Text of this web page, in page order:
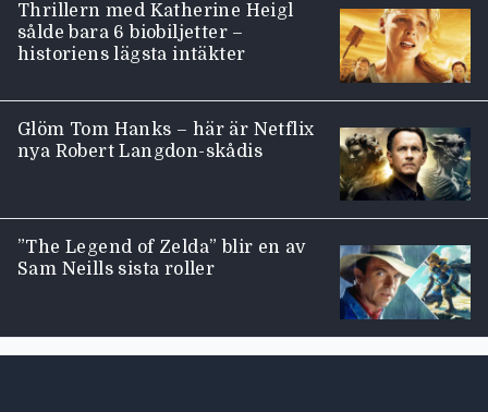
Thrillern med Katherine Heigl
sålde bara 6 biobiljetter –
historiens lägsta intäkter
Glöm Tom Hanks – här är Netflix
nya Robert Langdon-skådis
”The Legend of Zelda” blir en av
Sam Neills sista roller